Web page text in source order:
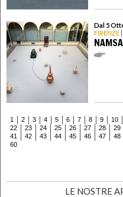
Dal 5
FIRENZE
1 2 3 4 5 6 7 8 9 10
22
23 24 25 26 27 28 29
41
42 43 44 45 46 47 48
60
LE NOSTRE